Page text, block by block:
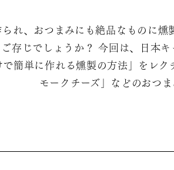
られ、おつまみにも絶品なものに
存じでしょうか？ 今回は、日本
で簡単に作れる燻製の方法」をレ
モークチーズ」などのおつ